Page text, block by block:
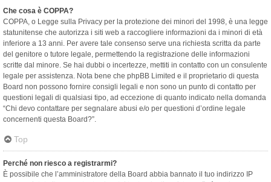
Che cosa è COPPA?
COPPA, o Legge sulla Privacy per la protezione dei minori del 1998, è una legge
statunitense che autorizza i siti web a raccogliere informazioni da i minori di età
inferiore a 13 anni. Per avere tale consenso serve una richiesta scritta da parte
del genitore o tutore legale, permettendo la registrazione delle informazioni
scritte dal minore. Se hai dubbi o incertezze, mettiti in contatto con un consulente
legale per assistenza. Nota bene che phpBB Limited e il proprietario di questa
Board non possono fornire consigli legali e non sono un punto di contatto per
questioni legali di qualsiasi tipo, ad eccezione di quanto indicato nella domanda
“Chi devo contattare per segnalare abusi e/o per questioni d’ordine legale
concernenti questa Board?”.
Top
Perché non riesco a registrarmi?
È possibile che l’amministratore della Board abbia bannato il tuo indirizzo IP